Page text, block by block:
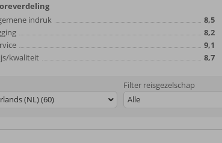
indruk
8,5
8,2
9,1
kwaliteit
8,7
(NL) (60)
Filter reisgezelschap
Alle